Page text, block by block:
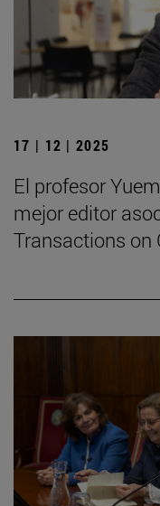
17 | 12 | 2025
El profesor
mejor editor
Transactions on